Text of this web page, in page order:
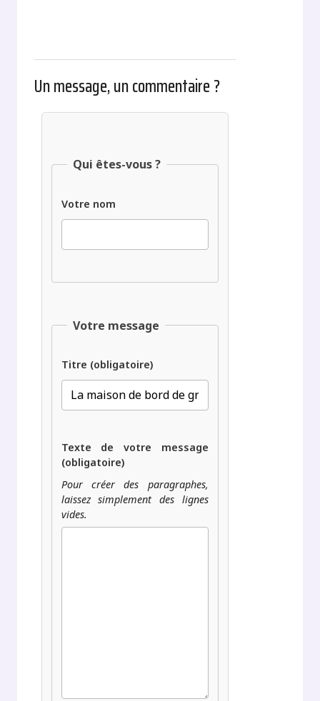
Un message, un commentaire ?
Qui êtes-vous ?
Votre nom
Votre message
Titre (obligatoire)
Texte de votre message
(obligatoire)
Pour créer des paragraphes,
laissez simplement des lignes
vides.